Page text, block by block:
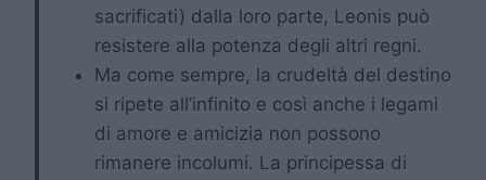
sacrificati) dalla loro parte, Leonis può
resistere alla potenza degli altri regni.
Ma come sempre, la crudeltà del destino
si ripete all’infinito e così anche i legami
di amore e amicizia non possono
rimanere incolumi. La principessa di